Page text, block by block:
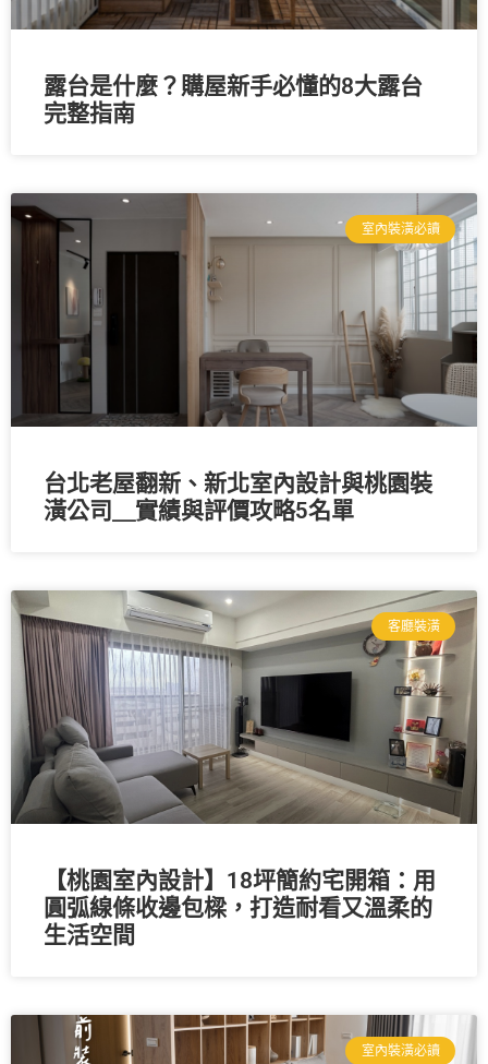
露台是什麼？購屋新手必懂的8大露台
完整指南
室內裝潢必讀
台北老屋翻新、新北室內設計與桃園裝
潢公司＿實績與評價攻略5名單
客廳裝潢
【桃園室內設計】18坪簡約宅開箱：用
圓弧線條收邊包樑，打造耐看又溫柔的
生活空間
室內裝潢必讀